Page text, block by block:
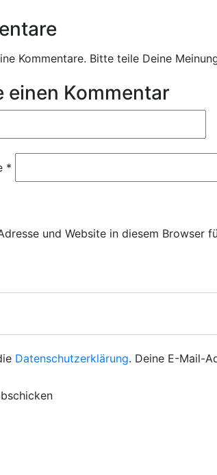
Kommentare. Bitte teile Deine
einen Kommentar
*
und Website in diesem Browser
Datenschutzerklärung. Deine E-Mail-